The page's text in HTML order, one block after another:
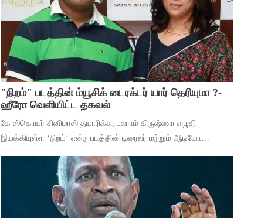
"நிறம்" படத்தின் ம்யூசிக் டைரக்டர் யார் தெரியுமா ?-
ஹீரோ வெளியிட்ட தகவல்
கே ஸ்கொயர் சினிமாஸ் தயாரிக்க, பலராம் கிருஷ்ணா எழுதி
இயக்கியுள்ள ‘நிறம்’ என்ற படத்தின் டிரைலர் மற்றும் ஆடியோ
பிரவஸ்தி, டான்ஸ் மாஸ்டர் சாய்